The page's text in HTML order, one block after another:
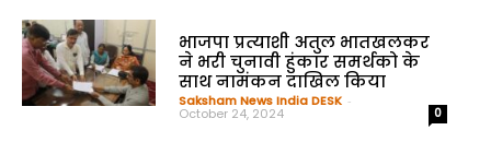
भाजपा प्रत्याशी अतुल भातखलकर
ने भरी चुनावी हुंकार समर्थको के
साथ नामंकन दाखिल किया
Saksham News India DESK -
October 24, 2024 0